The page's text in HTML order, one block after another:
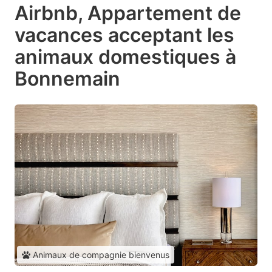
Airbnb, Appartement de
vacances acceptant les
animaux domestiques à
Bonnemain
Animaux de compagnie bienvenus